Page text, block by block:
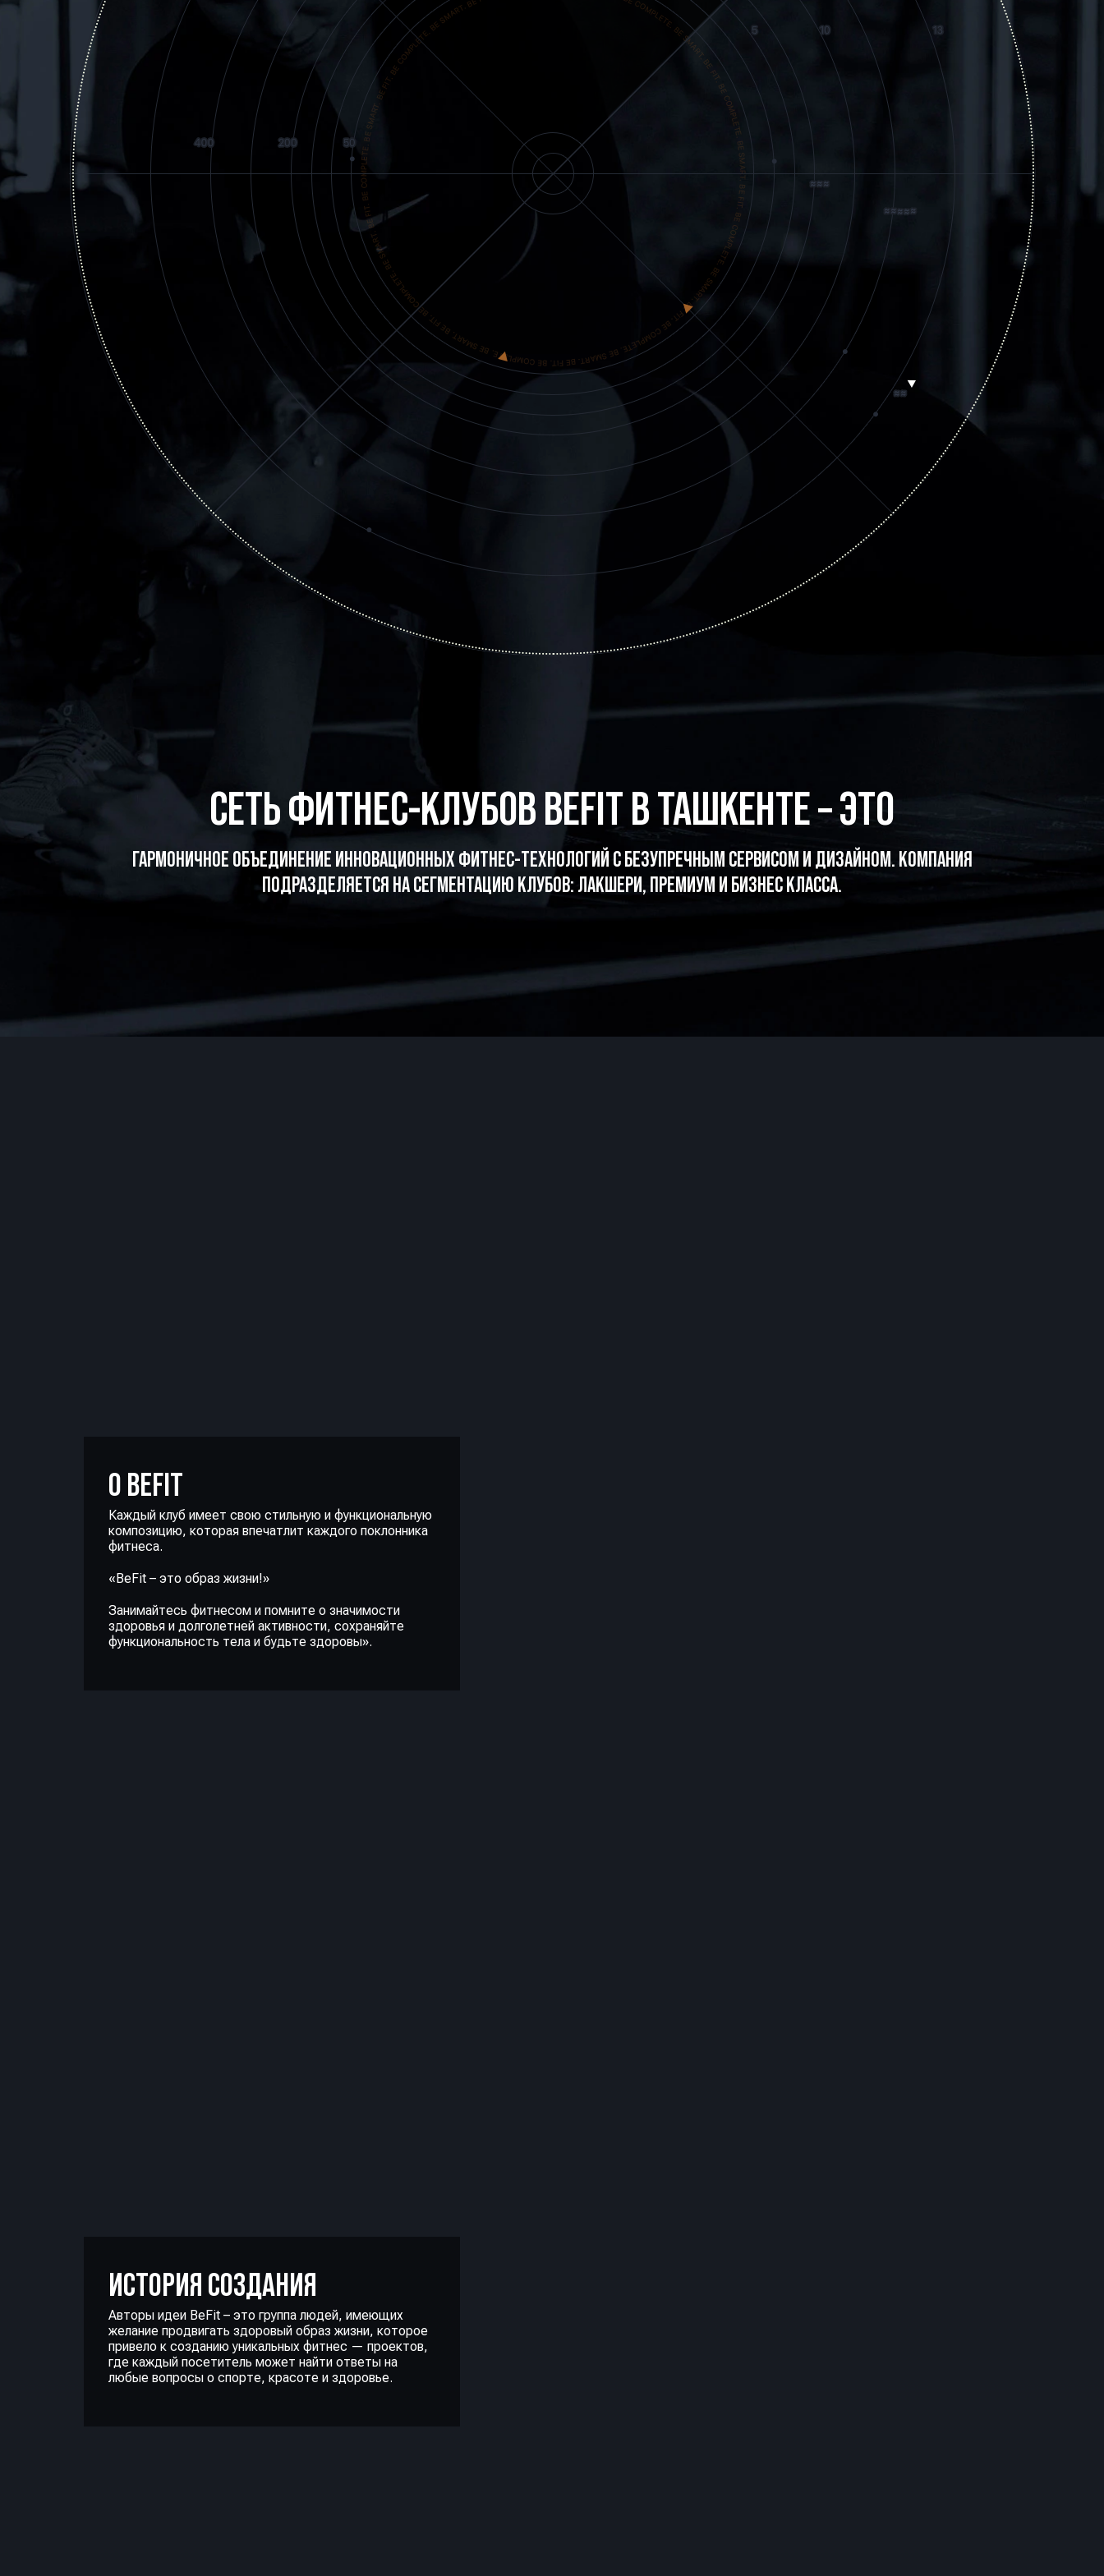
СЕТЬ ФИТНЕС-КЛУБОВ BEFIT В ТАШКЕНТЕ – ЭТО
ГАРМОНИЧНОЕ ОБЪЕДИНЕНИЕ ИННОВАЦИОННЫХ ФИТНЕС-ТЕХНОЛОГИЙ С БЕЗУПРЕЧНЫМ СЕРВИСОМ И ДИЗАЙНОМ. КОМПАНИЯ
ПОДРАЗДЕЛЯЕТСЯ НА СЕГМЕНТАЦИЮ КЛУБОВ: ЛАКШЕРИ, ПРЕМИУМ И БИЗНЕС КЛАССА.
О BEFIT
Каждый клуб имеет свою стильную и функциональную
композицию, которая впечатлит каждого поклонника
фитнеса.
«BeFit – это образ жизни!»
Занимайтесь фитнесом и помните о значимости
здоровья и долголетней активности, сохраняйте
функциональность тела и будьте здоровы».
ИСТОРИЯ СОЗДАНИЯ
Авторы идеи BeFit – это группа людей, имеющих
желание продвигать здоровый образ жизни, которое
привело к созданию уникальных фитнес — проектов,
где каждый посетитель может найти ответы на
любые вопросы о спорте, красоте и здоровье.